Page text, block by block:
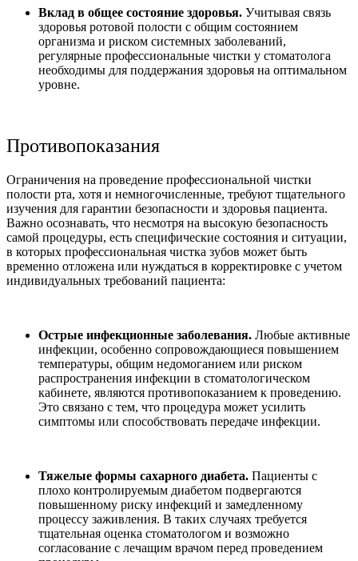
Вклад в общее состояние здоровья. Учитывая связь
здоровья ротовой полости с общим состоянием
организма и риском системных заболеваний,
регулярные профессиональные чистки у стоматолога
необходимы для поддержания здоровья на оптимальном
уровне.
Противопоказания
Ограничения на проведение профессиональной чистки
полости рта, хотя и немногочисленные, требуют тщательного
изучения для гарантии безопасности и здоровья пациента.
Важно осознавать, что несмотря на высокую безопасность
самой процедуры, есть специфические состояния и ситуации,
в которых профессиональная чистка зубов может быть
временно отложена или нуждаться в корректировке с учетом
индивидуальных требований пациента:
Острые инфекционные заболевания. Любые активные
инфекции, особенно сопровождающиеся повышением
температуры, общим недомоганием или риском
распространения инфекции в стоматологическом
кабинете, являются противопоказанием к проведению.
Это связано с тем, что процедура может усилить
симптомы или способствовать передаче инфекции.
Тяжелые формы сахарного диабета. Пациенты с
плохо контролируемым диабетом подвергаются
повышенному риску инфекций и замедленному
процессу заживления. В таких случаях требуется
тщательная оценка стоматологом и возможно
согласование с лечащим врачом перед проведением